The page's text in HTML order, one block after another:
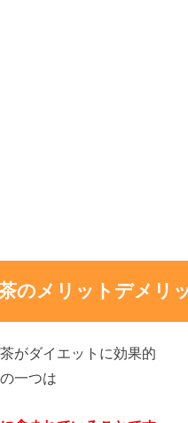
のメリットデメリ
がダイエットに効果的
一つは